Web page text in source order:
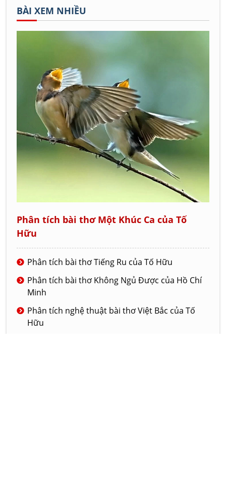
BÀI XEM NHIỀU
Phân tích bài thơ Một Khúc Ca của Tố
Hữu
Phân tích bài thơ Tiếng Ru của Tố Hữu
Phân tích bài thơ Không Ngủ Được của Hồ Chí
Minh
Phân tích nghệ thuật bài thơ Việt Bắc của Tố
Hữu